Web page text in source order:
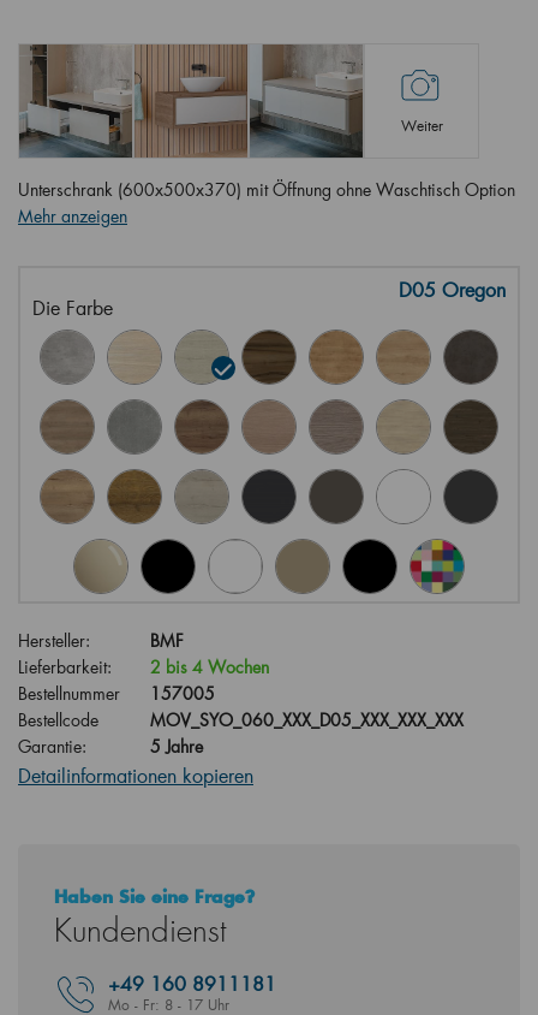
Weiter
Unterschrank (600x500x370) mit Öffnung ohne Waschtisch Option
Mehr anzeigen
Die Farbe
D05 Oregon
Hersteller:
BMF
Lieferbarkeit:
2 bis 4 Wochen
Bestellnummer
157005
Bestellcode
MOV_SYO_060_XXX_D05_XXX_XXX_XXX
Garantie:
5 Jahre
Detailinformationen kopieren
Haben Sie eine Frage?
Kundendienst
+49 160 8911181
Mo - Fr: 8 - 17 Uhr